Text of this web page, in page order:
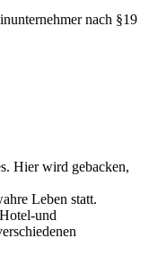
nach §19
Hier wird gebacken,
Leben statt.
und